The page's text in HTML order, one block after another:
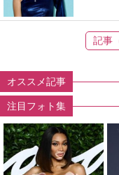
記事
オススメ記事
注目フォト集